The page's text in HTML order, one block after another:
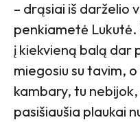
– drąsiai iš darželio
penkiametė
į kiekvieną balą dar
miegosiu su tavim,
kambary, tu
pasišiaušia plaukai